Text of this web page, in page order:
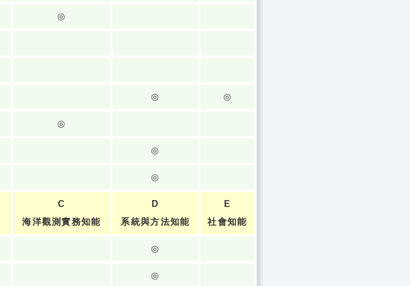
◎
◎ ◎
◎
◎
◎
C
海洋觀測實務知能
D
系統與方法知能
E
社會知能
◎
◎